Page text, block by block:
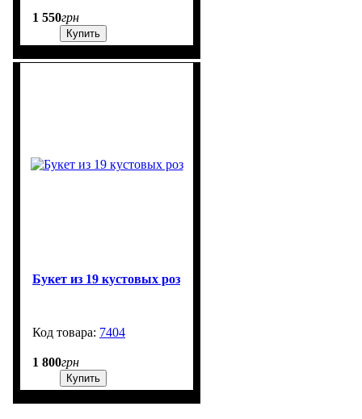
1 550грн
Купить
Букет из 19 кустовых роз
7404
1 800грн
Купить